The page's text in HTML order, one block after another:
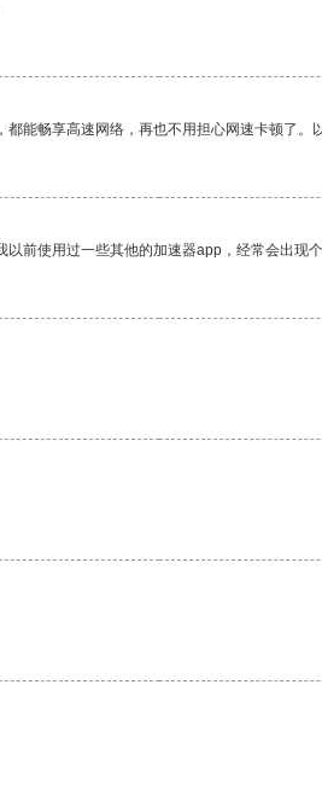
能畅享高速网络，再也不用担心网速卡顿了
前使用过一些其他的加速器app，经常会出现